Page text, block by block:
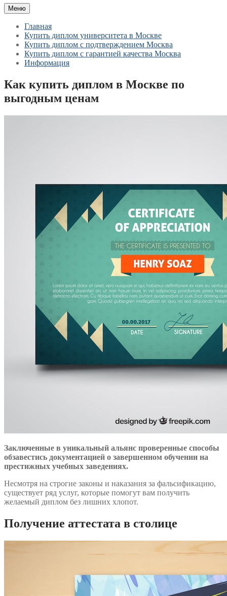
Меню
Главная
Купить диплом университета в Москве
Купить диплом с подтверждением Москва
Купить диплом с гарантией качества Москва
Информация
Как купить диплом в Москве по
выгодным ценам
Заключенные в уникальный альянс проверенные способы
обзавестись документацией о завершенном обучении на
престижных учебных заведениях.
Несмотря на строгие законы и наказания за фальсификацию,
существует ряд услуг, которые помогут вам получить
желаемый диплом без лишних хлопот.
Получение аттестата в столице